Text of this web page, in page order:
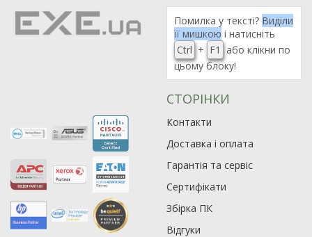
90
Помилка у тексті? Виділи
її мишкою і натисніть
Ctrl + F1
або клікни по
цьому блоку!
СТОРІНКИ
Контакти
Доставка і оплата
Гарантія та сервіс
Сертифікати
Збірка ПК
Відгуки